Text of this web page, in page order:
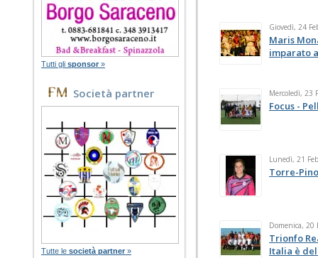
Tutti gli sponsor »
Società partner
Tutte le società partner »
Giovedì, 24
Maris
imparato
Mercoledì, 23
Focus -
Lunedì, 21
Torre-
Domenica, 20
Trionfo
Italia è